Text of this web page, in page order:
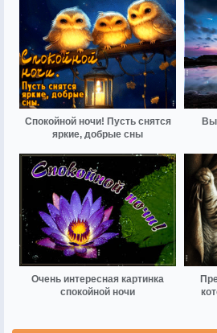
Спокойной ночи! Пусть снятся
яркие, добрые сны
Очень интересная картинка
спокойной ночи